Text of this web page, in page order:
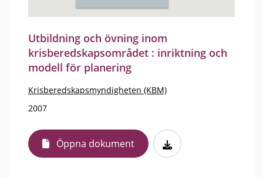
Utbildning och övning inom
krisberedskapsområdet : inriktning och
modell för planering
Krisberedskapsmyndigheten (KBM)
2007
Öppna dokument